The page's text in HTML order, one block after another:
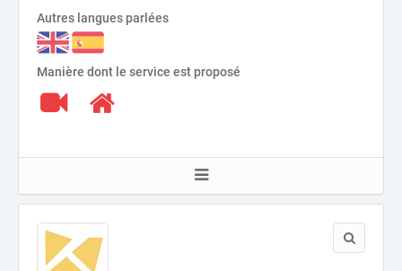
Autres langues parlées
Manière dont le service est proposé